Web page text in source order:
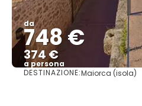
da
748 €
374 €
a persona
Vedere
DESTINAZIONE:Maiorca (isola)